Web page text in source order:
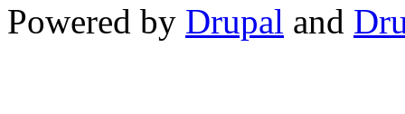
Powered by Drupal and